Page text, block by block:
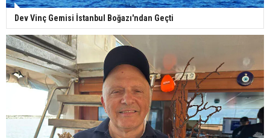
Dev Vinç Gemisi İstanbul Boğazı'ndan Geçti